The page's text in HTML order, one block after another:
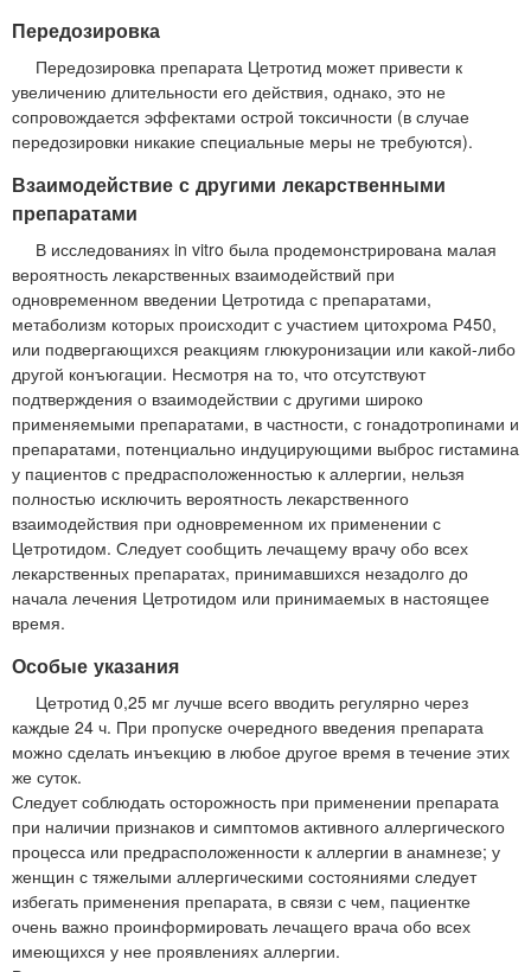
Передозировка
Передозировка препарата Цетротид может привести к
увеличению длительности его действия, однако, это не
сопровождается эффектами острой токсичности (в случае
передозировки никакие специальные меры не требуются).
Взаимодействие с другими лекарственными
препаратами
В исследованиях in vitro была продемонстрирована малая
вероятность лекарственных взаимодействий при
одновременном введении Цетротида с препаратами,
метаболизм которых происходит с участием цитохрома Р450,
или подвергающихся реакциям глюкуронизации или какой-либо
другой конъюгации. Несмотря на то, что отсутствуют
подтверждения о взаимодействии с другими широко
применяемыми препаратами, в частности, с гонадотропинами и
препаратами, потенциально индуцирующими выброс гистамина
у пациентов с предрасположенностью к аллергии, нельзя
полностью исключить вероятность лекарственного
взаимодействия при одновременном их применении с
Цетротидом. Следует сообщить лечащему врачу обо всех
лекарственных препаратах, принимавшихся незадолго до
начала лечения Цетротидом или принимаемых в настоящее
время.
Особые указания
Цетротид 0,25 мг лучше всего вводить регулярно через
каждые 24 ч. При пропуске очередного введения препарата
можно сделать инъекцию в любое другое время в течение этих
же суток.
Следует соблюдать осторожность при применении препарата
при наличии признаков и симптомов активного аллергического
процесса или предрасположенности к аллергии в анамнезе; у
женщин с тяжелыми аллергическими состояниями следует
избегать применения препарата, в связи с чем, пациентке
очень важно проинформировать лечащего врача обо всех
имеющихся у нее проявлениях аллергии.